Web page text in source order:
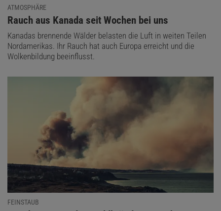
ATMOSPHÄRE
:
Rauch aus Kanada seit Wochen bei uns
Kanadas brennende Wälder belasten die Luft in weiten Teilen
Nordamerikas. Ihr Rauch hat auch Europa erreicht und die
Wolkenbildung beeinflusst.
FEINSTAUB